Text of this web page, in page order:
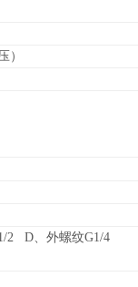
）
2 D、外螺纹G1/4